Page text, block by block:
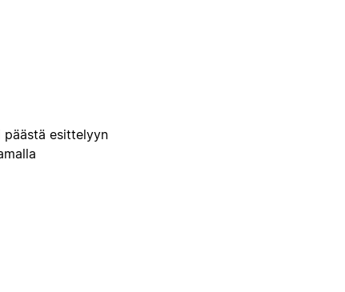
päästä esittelyyn